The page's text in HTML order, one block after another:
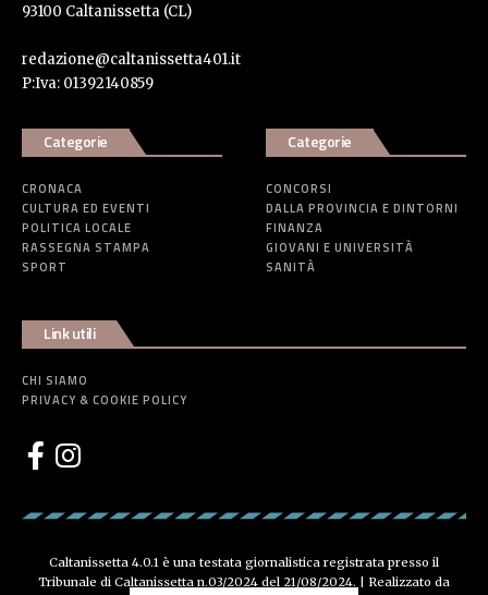
93100 Caltanissetta (CL)
redazione@caltanissetta401.it
P:Iva: 01392140859
Categorie
CRONACA
CULTURA ED EVENTI
POLITICA LOCALE
RASSEGNA STAMPA
SPORT
Categorie
CONCORSI
DALLA PROVINCIA E DINTORNI
FINANZA
GIOVANI E UNIVERSITÀ
SANITÀ
Link utili
CHI SIAMO
PRIVACY & COOKIE POLICY
Caltanissetta 4.0.1 è una testata giornalistica registrata presso il
Tribunale di Caltanissetta n.03/2024 del 21/08/2024. | Realizzato da